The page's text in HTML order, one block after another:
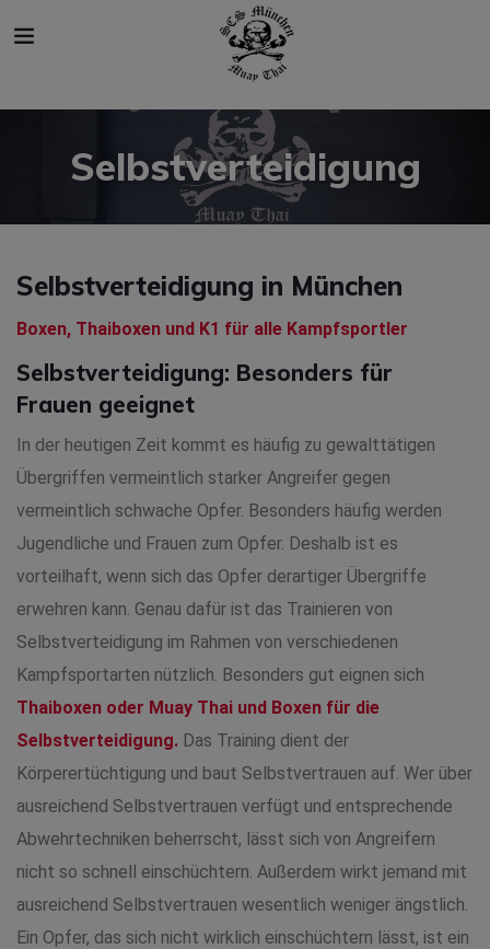
Selbstverteidigung
Selbstverteidigung in München
Boxen, Thaiboxen und K1 für alle Kampfsportler
Selbstverteidigung: Besonders für
Frauen geeignet
In der heutigen Zeit kommt es häufig zu gewalttätigen
Übergriffen vermeintlich starker Angreifer gegen
vermeintlich schwache Opfer. Besonders häufig werden
Jugendliche und Frauen zum Opfer. Deshalb ist es
vorteilhaft, wenn sich das Opfer derartiger Übergriffe
erwehren kann. Genau dafür ist das Trainieren von
Selbstverteidigung im Rahmen von verschiedenen
Kampfsportarten nützlich. Besonders gut eignen sich
Thaiboxen oder Muay Thai und Boxen für die
Selbstverteidigung. Das Training dient der
Körperertüchtigung und baut Selbstvertrauen auf. Wer über
ausreichend Selbstvertrauen verfügt und entsprechende
Abwehrtechniken beherrscht, lässt sich von Angreifern
nicht so schnell einschüchtern. Außerdem wirkt jemand mit
ausreichend Selbstvertrauen wesentlich weniger ängstlich.
Ein Opfer, das sich nicht wirklich einschüchtern lässt, ist ein
modal-check